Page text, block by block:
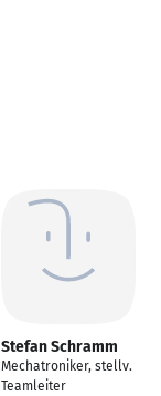
Stefan Schramm
Mechatroniker, stellv.
Teamleiter